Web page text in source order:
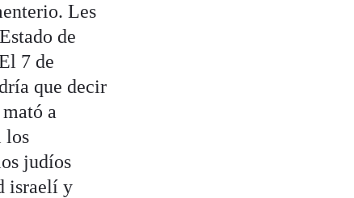
Les
de
7 de
que decir
a
los
judíos
israelí y